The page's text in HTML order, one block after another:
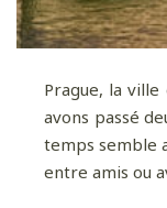
Prague, la
avons passé
temps semble
entre amis ou